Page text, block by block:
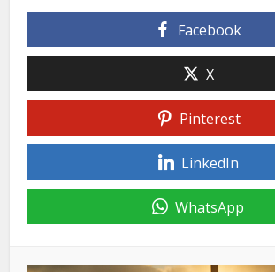
Facebook
X
Pinterest
LinkedIn
WhatsApp